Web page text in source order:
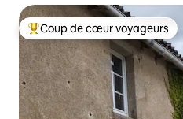
Coups de cœur voyageurs les
Coup de cœur voyageurs